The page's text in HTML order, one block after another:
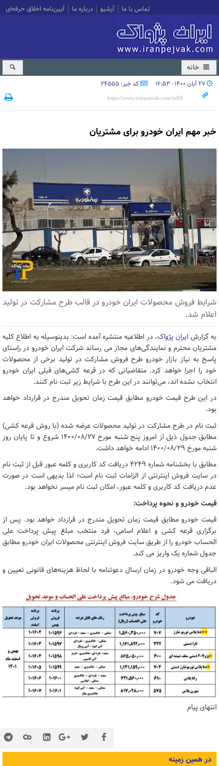
تماس با ما آرشیو درباره ما آیین‌نامه اخلاق حرفه‌ای
خانه
۲۷ آبان ۱۴۰۰ - ۱۶:۵۳ کد خبر: 24555
خبر مهم ایران خودرو برای مشتریان
شرایط فروش محصولات ایران خودرو در قالب طرح مشارکت در تولید
اعلام شد.
به گزارش ایران پژواک، در اطلاعیه منتشره آمده است: بدینوسیله به اطلاع کلیه
مشتریان محترم و نمایندگی‌های مجاز می‌ رساند شرکت ایران خودرو در راستای
پاسخ به نیاز بازار خودرو طرح فروش مشارکت در تولید برخی از محصولات
خود را اجرا خواهد کرد. متقاضیانی که در قرعه کشی‌های قبلی ایران خودرو
انتخاب نشده اند، می‌توانند در این طرح با شرایط زیر ثبت نام کنند.
در این طرح قیمت خودرو مطابق قیمت زمان تحویل مندرج در قرارداد خواهد
بود.
ثبت نام در طرح مشارکت در تولید محصولات عرضه شده (با روش قرعه کشی)
مطابق جدول ذیل از امروز پنج شنبه مورخ ۱۴۰۰/۰۸/۲۷ شروع و تا پایان روز
شنبه مورخ ۱۴۰۰/۰۸/۲۹ ادامه خواهد داشت.
مطابق با بخشنامه شماره ۴۲۴۹ دریافت کد کاربری و کلمه عبور قبل از ثبت نام
در سایت فروش اینترنتی از الزامات ثبت نام است؛ لذا بدیهی است در صورت
عدم دریافت کد کاربری و کلمه عبور، امکان ثبت نام میسر نخواهد بود.
قیمت خودرو و نحوه پرداخت:
قیمت خودرو مطابق قیمت زمان تحویل مندرج در قرارداد خواهد بود. پس از
برگزاری قرعه کشی و اعلام اسامی، فرد منتخب مبلغ پیش پرداخت علی
الحساب خودرو را از طریق سایت فروش اینترنتی محصولات ایران خودرو مطابق
جدول شماره یک واریز می کند.
الباقی وجه خودرو در زمان ارسال دعوتنامه با لحاظ هزینه‌های قانونی تعیین و
دریافت می شود.
انتهای پیام
در همین زمینه